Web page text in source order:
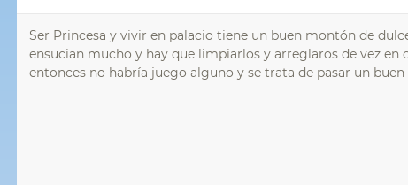
Ser Princesa y vivir en palacio tiene un buen montón de
ensucian mucho y hay que limpiarlos y arreglaros de vez en
entonces no habría juego alguno y se trata de pasar un buen